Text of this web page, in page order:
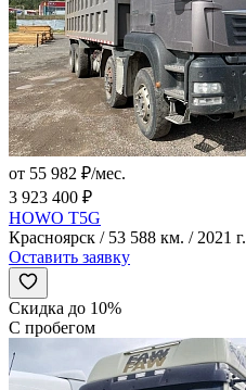
от 55 982 ₽/мес.
3 923 400 ₽
HOWO T5G
Красноярск / 53 588 км. / 2021 г.
Оставить заявку
Скидка до 10%
С пробегом